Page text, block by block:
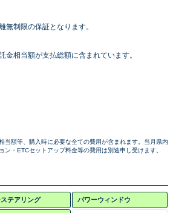
無制限の保証となります。
金相当額が支払総額に含まれています。
額等、購入時に必要な全ての費用が含まれます。当月県内
・ETCセットアップ料金等の費用は別途申し受けます。
テアリング パワーウィンドウ